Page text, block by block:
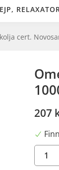
cert.
207